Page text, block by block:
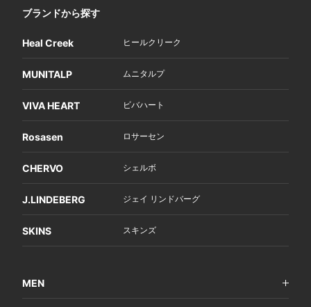
ブランドから探す
Heal Creek ヒールクリーク
MUNITALP ムニタルプ
VIVA HEART ビバハート
Rosasen ロサーセン
CHERVO シェルボ
J.LINDEBERG ジェイ リンドバーグ
SKINS スキンズ
MEN